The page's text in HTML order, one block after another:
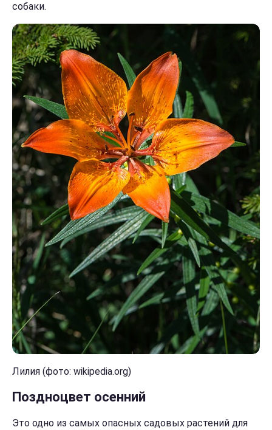
собаки.
Лилия (фото: wikipedia.org)
Поздноцвет осенний
Это одно из самых опасных садовых растений для